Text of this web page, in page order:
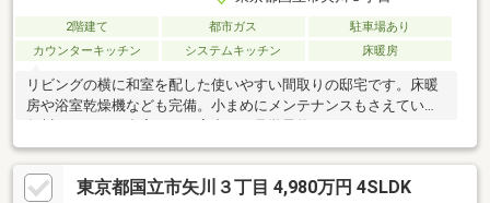
2階建て 都市ガス
駐車場あり
カウンターキッチン
システムキッチン 床暖房
リビングの横に和室を配した使いやすい間取りの邸宅です。床暖
房や浴室乾燥機なども完備。小まめにメンテナンスもさえている
矢川アドレスの邸宅です。室内のご見学予約スタートしました。
東京都国立市矢川３丁目 4,980万円 4SLDK